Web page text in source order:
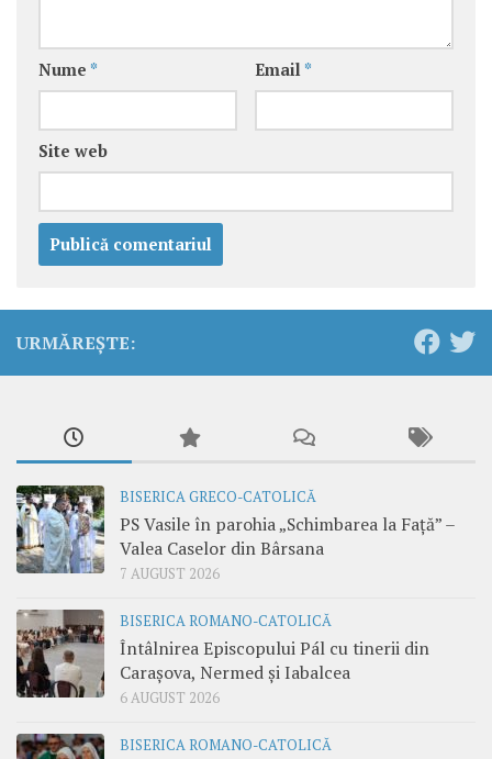
Nume * Email *
Site web
URMĂREȘTE:
BISERICA GRECO-CATOLICĂ
PS Vasile în parohia „Schimbarea la Față” –
Valea Caselor din Bârsana
7 AUGUST 2026
BISERICA ROMANO-CATOLICĂ
Întâlnirea Episcopului Pál cu tinerii din
Carașova, Nermed și Iabalcea
6 AUGUST 2026
BISERICA ROMANO-CATOLICĂ